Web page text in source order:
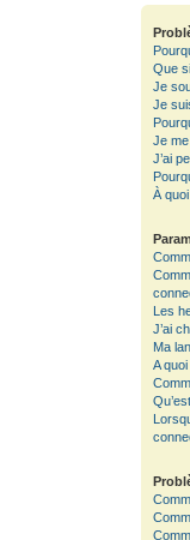
Que
Je
Je
Je
J’ai
À
Les
J’ai
Ma
A